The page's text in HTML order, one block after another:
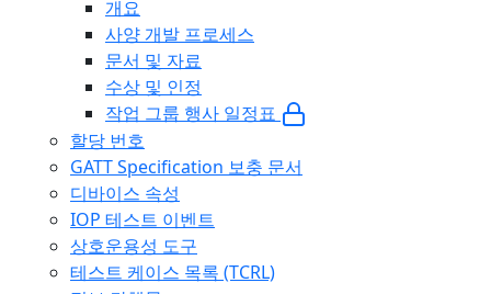
개요
사양 개발 프로세스
문서 및 자료
수상 및 인정
작업 그룹 행사 일정표
할당 번호
GATT Specification 보충 문서
디바이스 속성
IOP 테스트 이벤트
상호운용성 도구
테스트 케이스 목록 (TCRL)